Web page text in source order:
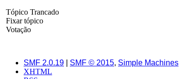
Tópico Trancado
Fixar tópico
Votação
SMF 2.0.19 SMF © 2015, Simple Machines
XHTML